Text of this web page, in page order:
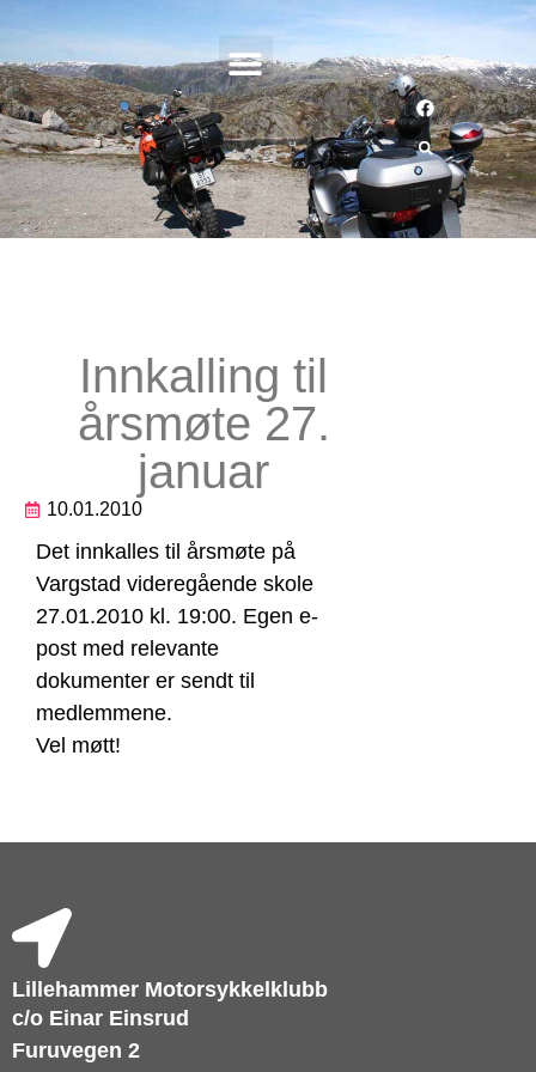
Innkalling til
årsmøte 27.
januar
10.01.2010
Det innkalles til årsmøte på
Vargstad videregående skole
27.01.2010 kl. 19:00. Egen e-
post med relevante
dokumenter er sendt til
medlemmene.
Vel møtt!
Lillehammer Motorsykkelklubb
c/o Einar Einsrud
Furuvegen 2